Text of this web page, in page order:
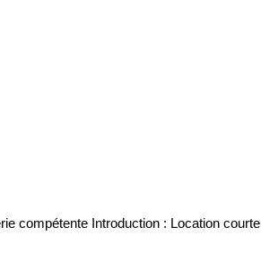
compétente Introduction : Location